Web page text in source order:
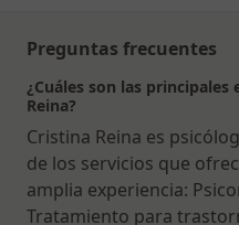
Preguntas frecuentes
¿Cuáles son las principales
Reina?
Cristina Reina es
de los servicios que
amplia experiencia:
Tratamiento para